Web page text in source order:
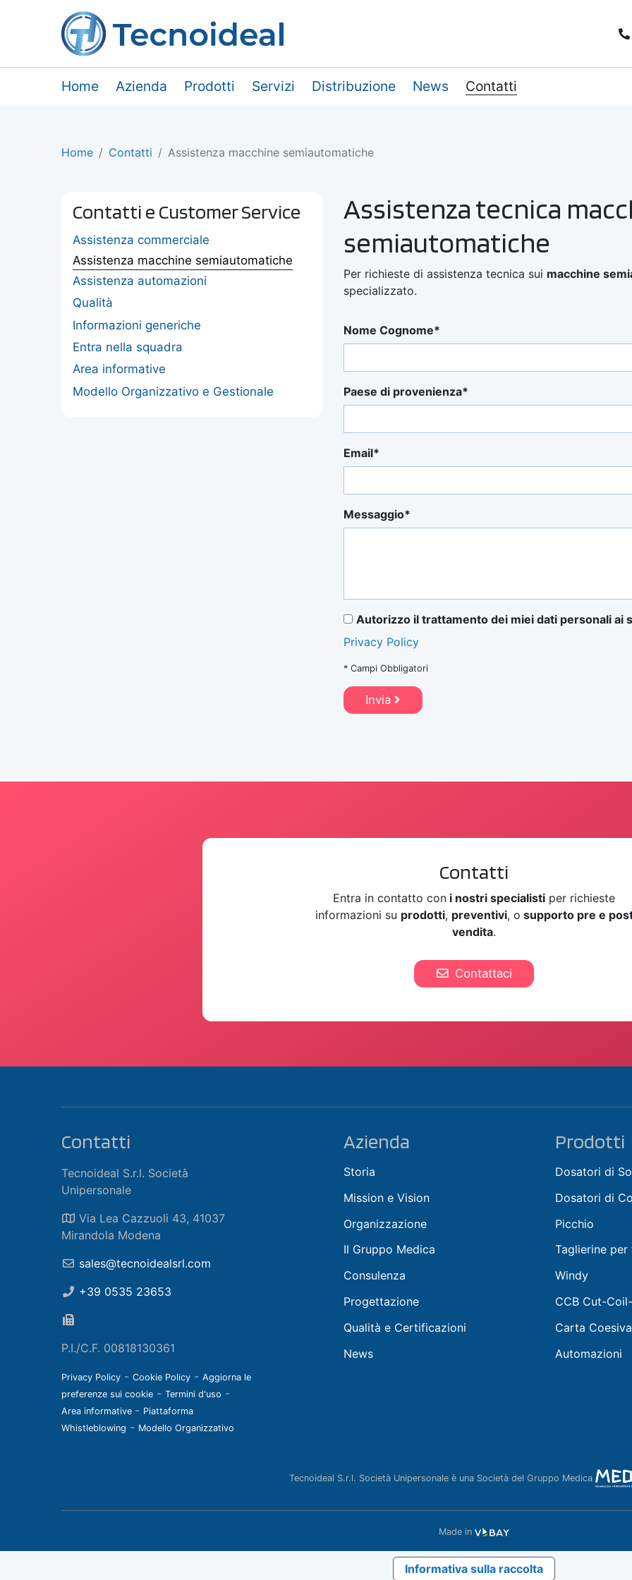
Home Azienda Prodotti Servizi Distribuzione News Contatti
Home Contatti Assistenza macchine semiautomatiche
Contatti e Customer Service
Assistenza commerciale
Assistenza macchine semiautomatiche
Assistenza automazioni
Qualità
Informazioni generiche
Entra nella squadra
Area informative
Modello Organizzativo e Gestionale
Assistenza tecnica
semiautomatiche
Per richieste di assistenza tecnica sui macchine
specializzato.
Nome Cognome
Paese di provenienza
Email
Messaggio
Autorizzo il trattamento dei miei dati personali ai
Privacy Policy
* Campi Obbligatori
Invia
Contatti
Entra in contatto con i nostri specialisti per richieste
informazioni su prodotti, preventivi, o supporto pre e
vendita.
Contattaci
Contatti
Tecnoideal S.r.l. Società
Unipersonale
Via Lea Cazzuoli 43, 41037
Mirandola Modena
sales@tecnoidealsrl.com
+39 0535 23653
P.I./C.F. 00818130361
Privacy Policy - Cookie Policy - Aggiorna le
preferenze sui cookie - Termini d'uso -
Area informative - Piattaforma
Whistleblowing - Modello Organizzativo
Azienda
Storia
Mission e Vision
Organizzazione
Il Gruppo Medica
Consulenza
Progettazione
Qualità e Certificazioni
News
Prodotti
Dosatori di
Dosatori di
Picchio
Taglierine per
Windy
CCB Cut-
Carta Coesiva
Automazioni
Tecnoideal S.r.l. Società Unipersonale è una Società del Gruppo Medica
Made in
Informativa sulla raccolta